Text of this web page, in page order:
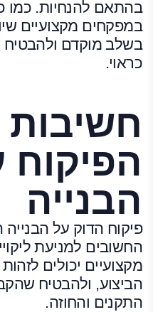
בהתאם להנחיות. כמו
במפקחים מקצועיים
בשלב מוקדם
כראוי.
חשיבות
הפיקוח
הבנייה
פיקוח הדוק על
החשובים למניעת
מקצועיים יכולים
הביצוע, ולהבטיח
התקנים והחוזה.